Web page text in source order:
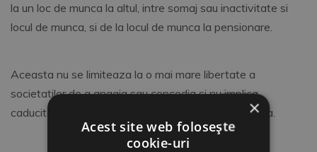
la un loc de munca la altul, intre somaj sau inactivitate si
locul de munca, si de la locul de munca la pensionare.
Aceasta nu se limiteaza la o mai mare libertate a
societatilor de a angaja sau concedia si nu implica
caducitatea contractelor pe perioada nedeterminata.
×
Acest site web folosește
cookie-uri